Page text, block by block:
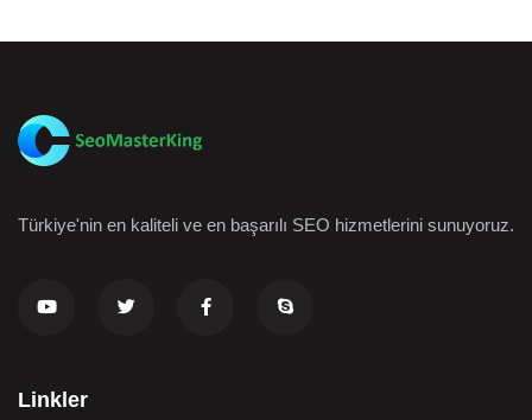
Türkiye'nin en kaliteli ve en başarılı SEO hizmetlerini sunuyoruz.
Linkler